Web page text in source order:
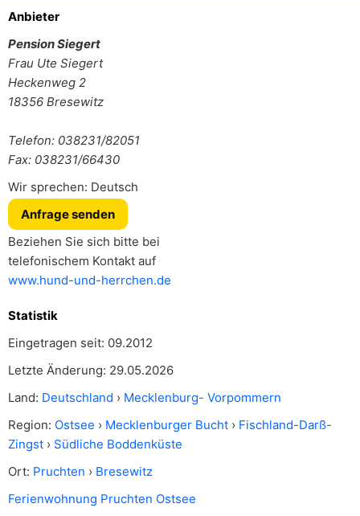
Anbieter
Pension Siegert
Frau Ute Siegert
Heckenweg 2
18356 Bresewitz
Telefon: 038231/82051
Fax: 038231/66430
Wir sprechen: Deutsch
Anfrage senden
Beziehen Sie sich bitte bei
telefonischem Kontakt auf
www.hund-und-herrchen.de
Statistik
Eingetragen seit: 09.2012
Letzte Änderung: 29.05.2026
Land: Deutschland › Mecklenburg- Vorpommern
Region: Ostsee › Mecklenburger Bucht › Fischland-Darß-
Zingst › Südliche Boddenküste
Ort: Pruchten › Bresewitz
Ferienwohnung Pruchten Ostsee